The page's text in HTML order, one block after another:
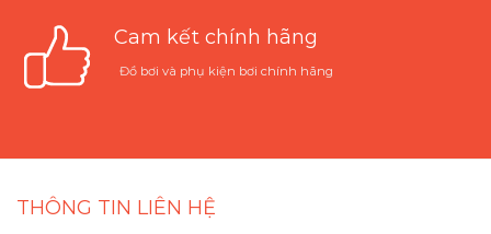
Cam kết chính hãng
Đồ bơi và phụ kiện bơi chính hãng
THÔNG TIN LIÊN HỆ